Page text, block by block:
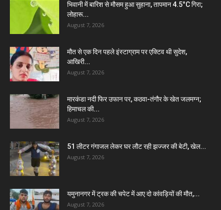
भिवानी में बारिश से मौसम हुआ सुहाना, तापमान 4.5°C गिरा;
लोहारू...
August 7, 2026
मौत से एक दिन पहले इंस्टाग्राम पर एक्टिव थी सुदेश,
आखिरी...
August 7, 2026
मारकंडा नदी फिर उफान पर, कठवा-तंगौर के खेत जलमग्न;
हिमाचल की...
August 7, 2026
51 लीटर गंगाजल लेकर घर लौट रही झज्जर की बेटी, खेल...
August 7, 2026
यमुनानगर में ट्रक की चपेट में आए दो कांवड़ियों की मौत,...
August 7, 2026